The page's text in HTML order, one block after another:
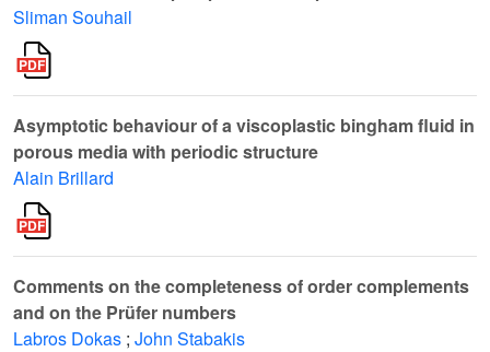
Sliman Souhail
Asymptotic behaviour of a viscoplastic bingham fluid in
porous media with periodic structure
Alain Brillard
Comments on the completeness of order complements
and on the Prüfer numbers
Labros Dokas ; John Stabakis